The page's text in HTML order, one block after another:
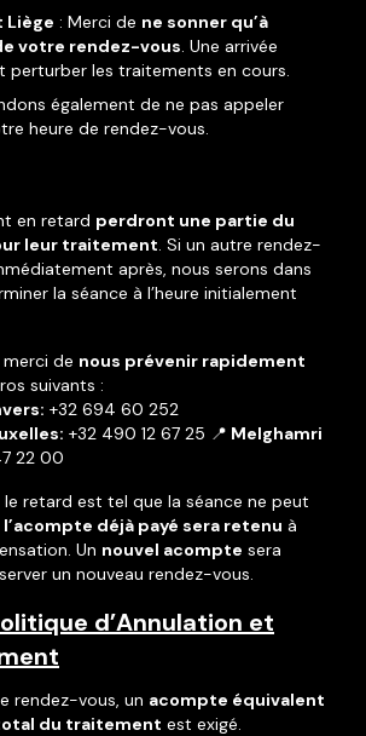
Liège : Merci de ne sonner qu’à
votre rendez-vous. Une arrivée
perturber les traitements en cours.
également de ne pas appeler
heure de rendez-vous.
en retard perdront une partie du
leur traitement. Si un autre rendez-
après, nous serons dans
la séance à l’heure initialement
de nous prévenir rapidement
suivants :
+32 694 60 252
+32 490 12 67 25 📍 Melghamri
22 00
le retard est tel que la séance ne peut
l’acompte déjà payé sera retenu à
Un nouvel acompte sera
un nouveau rendez-vous.
d’Annulation et
rendez-vous, un acompte équivalent
du traitement est exigé.